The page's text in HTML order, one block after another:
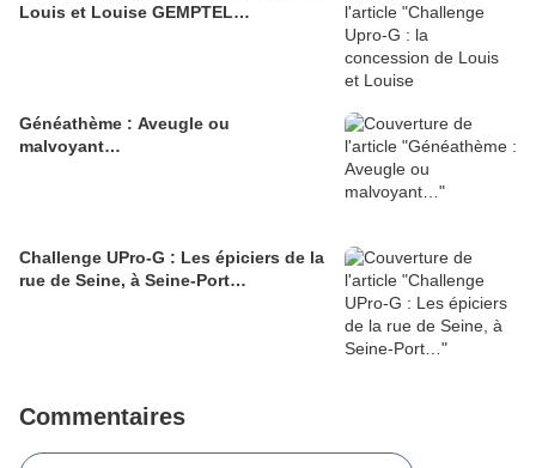
Louis et Louise GEMPTEL…
Généathème : Aveugle ou
malvoyant…
Challenge UPro-G : Les épiciers de la
rue de Seine, à Seine-Port…
Commentaires